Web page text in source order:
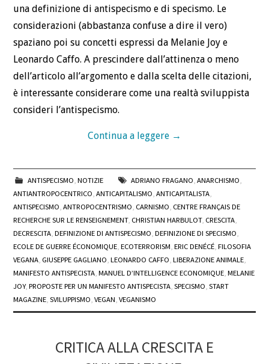
una definizione di antispecismo e di specismo. Le
considerazioni (abbastanza confuse a dire il vero)
spaziano poi su concetti espressi da Melanie Joy e
Leonardo Caffo. A prescindere dall’attinenza o meno
dell’articolo all’argomento e dalla scelta delle citazioni,
è interessante considerare come una realtà sviluppista
consideri l’antispecismo.
Continua a leggere →
ANTISPECISMO, NOTIZIE ADRIANO FRAGANO, ANARCHISMO,
ANTIANTROPOCENTRICO,ANTICAPITALISMO,ANTICAPITALISTA,
ANTISPECISMO,ANTROPOCENTRISMO, CARNISMO, CENTRE FRANÇAIS DE
RECHERCHE SUR LE RENSEIGNEMENT, CHRISTIAN HARBULOT, CRESCITA,
DECRESCITA,DEFINIZIONE DI ANTISPECISMO,DEFINIZIONE DI SPECISMO,
ECOLE DE GUERRE ÉCONOMIQUE,ECOTERRORISM,ERIC DENÉCÉ,FILOSOFIA
VEGANA, GIUSEPPE GAGLIANO,LEONARDO CAFFO,LIBERAZIONE ANIMALE,
MANIFESTO ANTISPECISTA,MANUEL D’INTELLIGENCE ECONOMIQUE,MELANIE
JOY,PROPOSTE PER UN MANIFESTO ANTISPECISTA,SPECISMO,START
MAGAZINE,SVILUPPISMO,VEGAN,VEGANISMO
CRITICA ALLA CRESCITA E